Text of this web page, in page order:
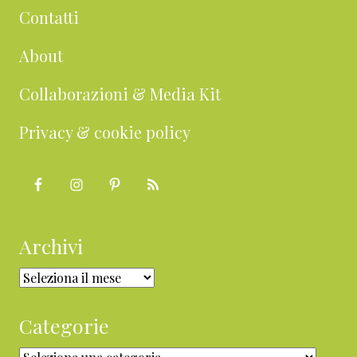
Contatti
About
Collaborazioni & Media Kit
Privacy & cookie policy
Archivi
Archivi
Categorie